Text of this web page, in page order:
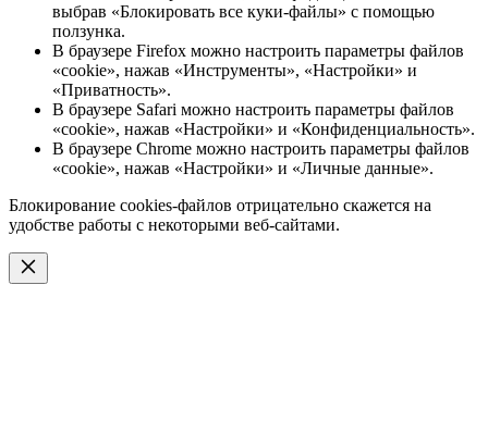
выбрав «Блокировать все куки-файлы» с помощью
ползунка.
В браузере Firefox можно настроить параметры файлов
«cookie», нажав «Инструменты», «Настройки» и
«Приватность».
В браузере Safari можно настроить параметры файлов
«cookie», нажав «Настройки» и «Конфиденциальность».
В браузере Chrome можно настроить параметры файлов
«cookie», нажав «Настройки» и «Личные данные».
Блокирование cookies-файлов отрицательно скажется на
удобстве работы с некоторыми веб-сайтами.